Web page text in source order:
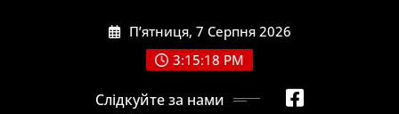
П’ятниця, 7 Серпня 2026
3:15:19 PM
Слідкуйте за нами